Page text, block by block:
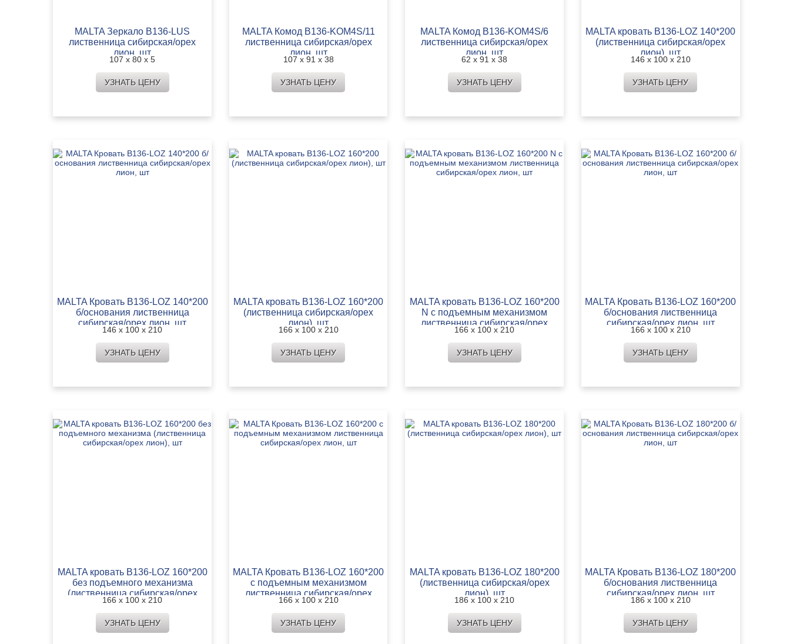
MALTA Зеркало B136-LUS
лиственница сибирская/орех
лион, шт
107 х 80 х 5
УЗНАТЬ ЦЕНУ
MALTA Комод B136-KOM4S/11
лиственница сибирская/орех
лион, шт
107 х 91 х 38
УЗНАТЬ ЦЕНУ
MALTA Комод B136-KOM4S/6
лиственница сибирская/орех
лион, шт
62 х 91 х 38
УЗНАТЬ ЦЕНУ
MALTA кровать B136-LOZ 140*200
(лиственница сибирская/орех
лион), шт
146 х 100 х 210
УЗНАТЬ ЦЕНУ
MALTA Кровать B136-LOZ 140*200
б/основания лиственница
сибирская/орех лион, шт
146 х 100 х 210
УЗНАТЬ ЦЕНУ
MALTA кровать B136-LOZ 160*200
(лиственница сибирская/орех
лион), шт
166 х 100 х 210
УЗНАТЬ ЦЕНУ
MALTA кровать B136-LOZ 160*200
N с подъемным механизмом
лиственница сибирская/орех
лион, шт
166 х 100 х 210
УЗНАТЬ ЦЕНУ
MALTA Кровать B136-LOZ 160*200
б/основания лиственница
сибирская/орех лион, шт
166 х 100 х 210
УЗНАТЬ ЦЕНУ
MALTA кровать B136-LOZ 160*200
без подъемного механизма
(лиственница сибирская/орех
лион), шт
166 х 100 х 210
УЗНАТЬ ЦЕНУ
MALTA Кровать B136-LOZ 160*200
с подъемным механизмом
лиственница сибирская/орех
лион, шт
166 х 100 х 210
УЗНАТЬ ЦЕНУ
MALTA кровать B136-LOZ 180*200
(лиственница сибирская/орех
лион), шт
186 х 100 х 210
УЗНАТЬ ЦЕНУ
MALTA Кровать B136-LOZ 180*200
б/основания лиственница
сибирская/орех лион, шт
186 х 100 х 210
УЗНАТЬ ЦЕНУ